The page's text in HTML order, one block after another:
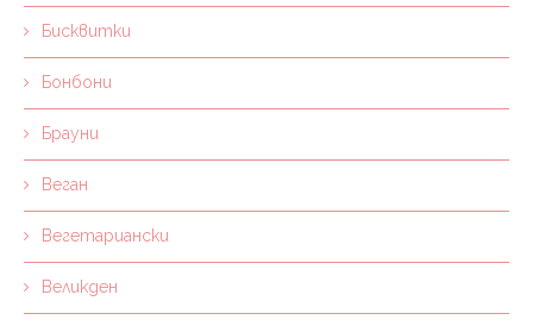
Бисквитки
Бонбони
Брауни
Веган
Вегетариански
Великден